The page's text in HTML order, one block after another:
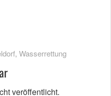
, Wasserrettung
veröffentlicht.